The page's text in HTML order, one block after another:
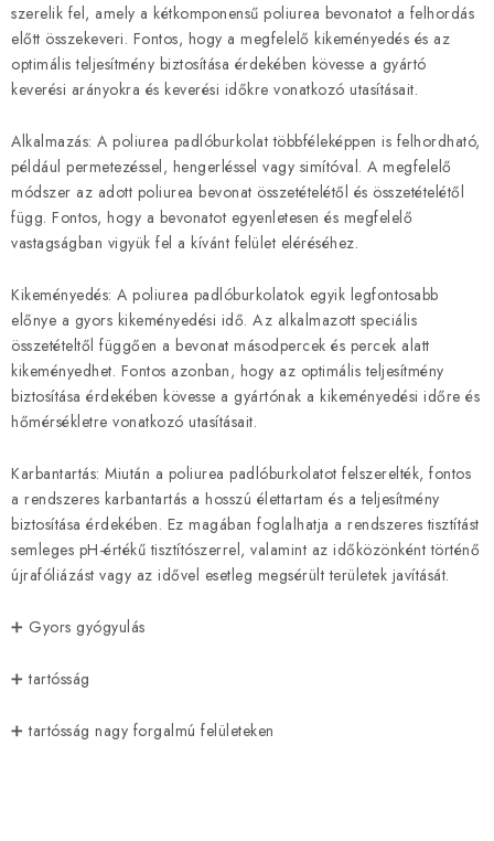
szerelik fel, amely a kétkomponensű poliurea bevonatot a felhordás
előtt összekeveri. Fontos, hogy a megfelelő kikeményedés és az
optimális teljesítmény biztosítása érdekében kövesse a gyártó
keverési arányokra és keverési időkre vonatkozó utasításait.
Alkalmazás: A poliurea padlóburkolat többféleképpen is felhordható,
például permetezéssel, hengerléssel vagy simítóval. A megfelelő
módszer az adott poliurea bevonat összetételétől és összetételétől
függ. Fontos, hogy a bevonatot egyenletesen és megfelelő
vastagságban vigyük fel a kívánt felület eléréséhez.
Kikeményedés: A poliurea padlóburkolatok egyik legfontosabb
előnye a gyors kikeményedési idő. Az alkalmazott speciális
összetételtől függően a bevonat másodpercek és percek alatt
kikeményedhet. Fontos azonban, hogy az optimális teljesítmény
biztosítása érdekében kövesse a gyártónak a kikeményedési időre és
hőmérsékletre vonatkozó utasításait.
Karbantartás: Miután a poliurea padlóburkolatot felszerelték, fontos
a rendszeres karbantartás a hosszú élettartam és a teljesítmény
biztosítása érdekében. Ez magában foglalhatja a rendszeres tisztítást
semleges pH-értékű tisztítószerrel, valamint az időközönként történő
újrafóliázást vagy az idővel esetleg megsérült területek javítását.
➕ Gyors gyógyulás
➕ tartósság
➕ tartósság nagy forgalmú felületeken